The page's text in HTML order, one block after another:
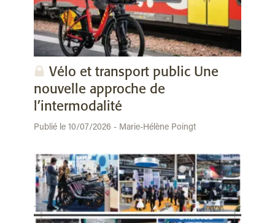
Vélo et transport public Une
nouvelle approche de
l’intermodalité
Publié le 10/07/2026 - Marie-Hélène Poingt